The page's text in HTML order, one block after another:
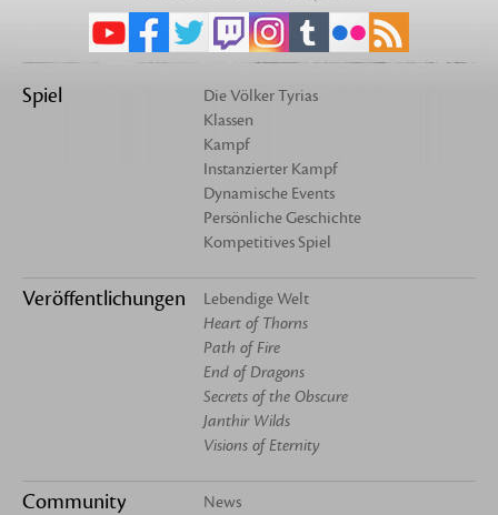
Spiel
Die Völker Tyrias
Klassen
Kampf
Instanzierter Kampf
Dynamische Events
Persönliche Geschichte
Kompetitives Spiel
Veröffentlichungen
Lebendige Welt
Heart of Thorns
Path of Fire
End of Dragons
Secrets of the Obscure
Janthir Wilds
Visions of Eternity
Community
News